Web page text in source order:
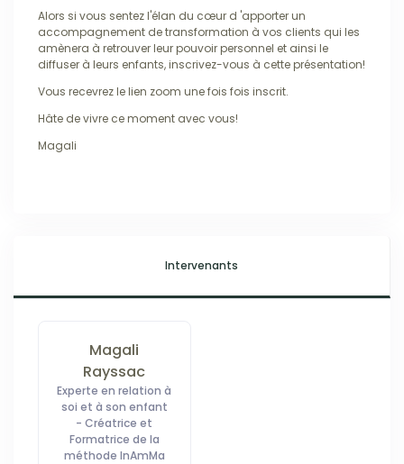
Alors si vous sentez l'élan du cœur d 'apporter un
accompagnement de transformation à vos clients qui les
amènera à retrouver leur pouvoir personnel et ainsi le
diffuser à leurs enfants, inscrivez-vous à cette présentation!
Vous recevrez le lien zoom une fois fois inscrit.
Hâte de vivre ce moment avec vous!
Magali
Intervenants
Magali
Rayssac
Experte en relation à
soi et à son enfant
- Créatrice et
Formatrice de la
méthode InAmMa